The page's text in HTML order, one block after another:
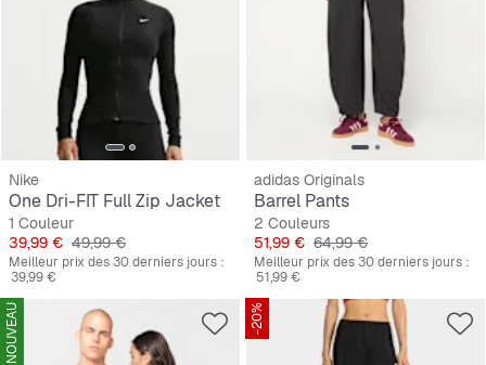
Nike
One Dri-FIT Full Zip Jacket
1 Couleur
Prix
39,99 € Prix original
49,99 €
Meilleur prix des 30 derniers jours :
39,99 €
adidas Originals
Barrel Pants
2 Couleurs
Prix
51,99 € Prix original
64,99 €
Meilleur prix des 30 derniers jours :
51,99 €
NOUVEAU -20%